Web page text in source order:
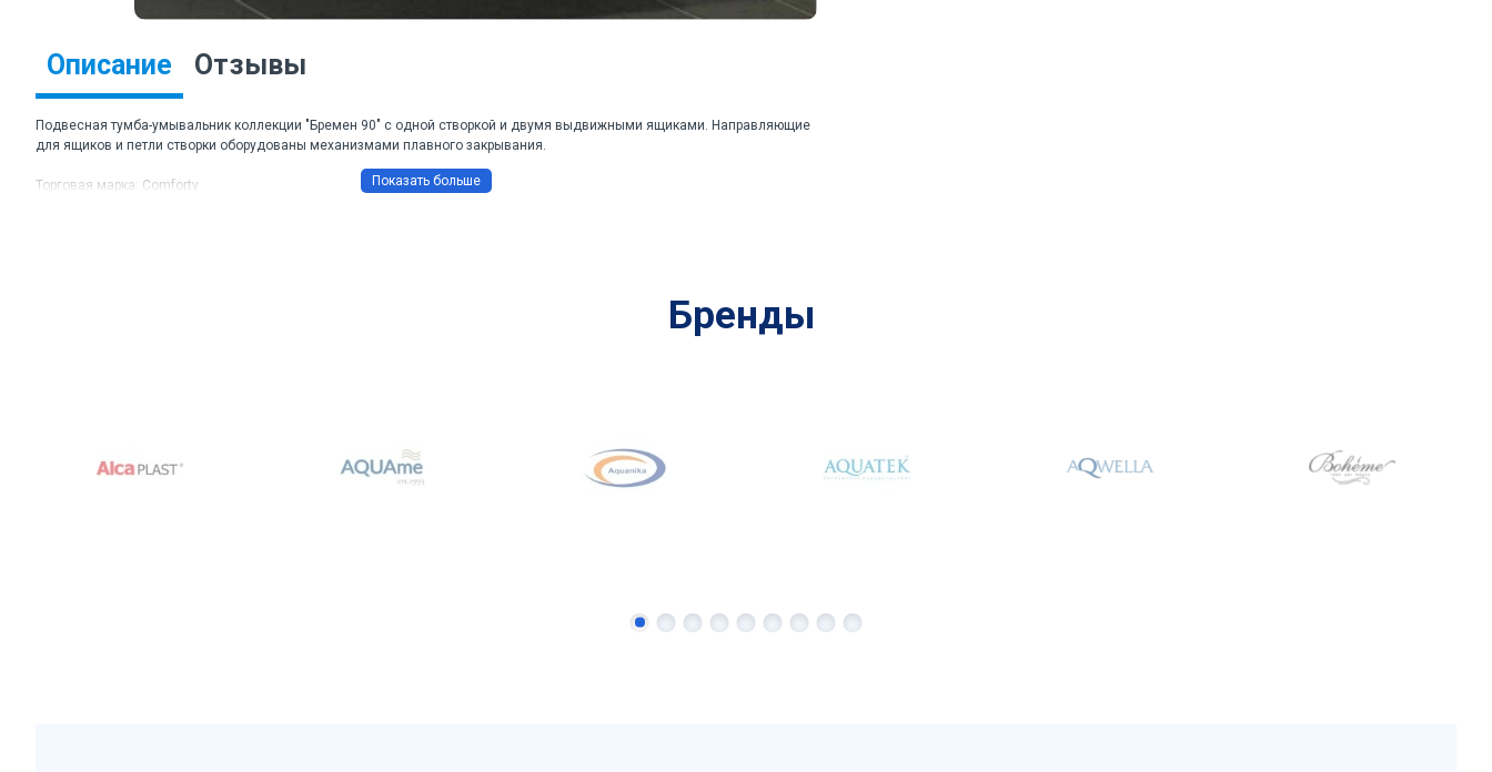
Описание Отзывы
Подвесная тумба-умывальник коллекции "Бремен 90" с одной створкой и двумя выдвижными ящиками. Направляющие
для ящиков и петли створки оборудованы механизмами плавного закрывания.
Торговая марка: Comforty
Бренды